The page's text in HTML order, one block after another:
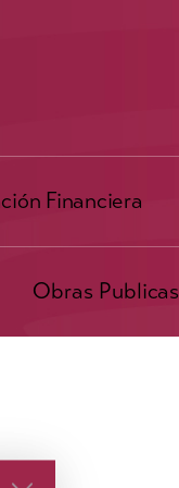
Financiera
Obras Publicas